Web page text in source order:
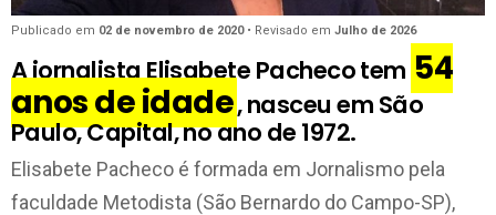
Publicado em 02 de novembro de 2020• Revisado em Julho de 2026
A jornalista Elisabete Pacheco tem 54
anos de idade, nasceu em São
Paulo, Capital, no ano de 1972.
Elisabete Pacheco é formada em Jornalismo pela
faculdade Metodista (São Bernardo do Campo-SP),